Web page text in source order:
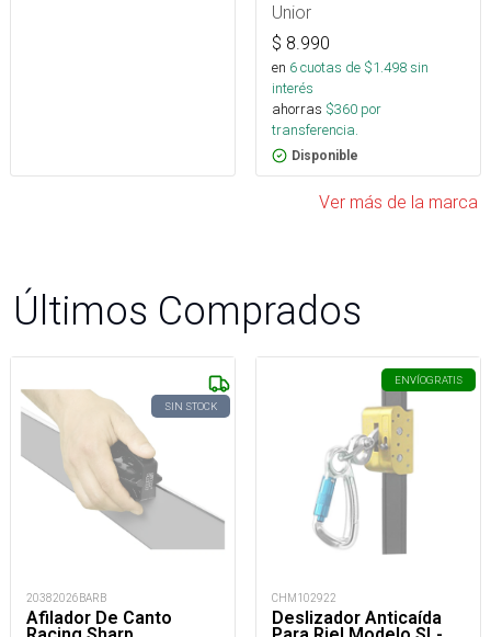
Unior
$ 8.990
en 6cuotas de $1.498sin
interés
ahorras $360 por
transferencia.
Disponible
Ver más de la marca
Últimos Comprados
SIN STOCK
20382026BARB
Afilador De Canto
ENVÍOGRATIS
CHM102922
Deslizador Anticaída